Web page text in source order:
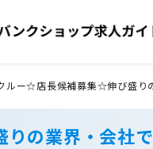
ルー☆店長候補募集☆伸び盛り
の業界・会社で